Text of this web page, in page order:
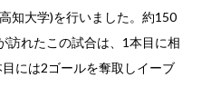
知大学)を行いました。約150
訪れたこの試合は、1本目に相
には2ゴールを奪取しイーブ